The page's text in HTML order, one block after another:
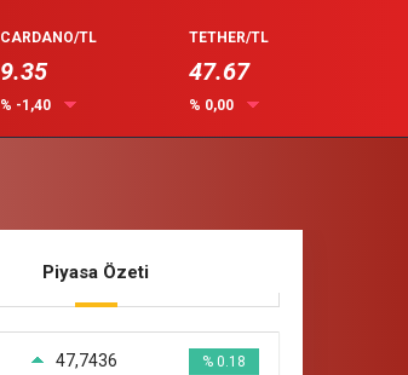
CARDANO/TL
9.35
% -1,40
TETHER/TL
47.67
% 0,00
Piyasa Özeti
47,7436 % 0.18